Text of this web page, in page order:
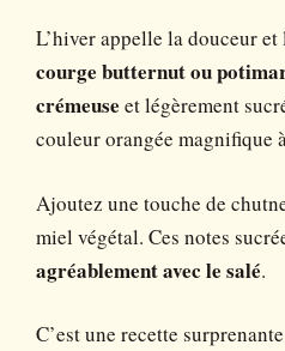
L’hiver appelle la douceur et
courge butternut ou
crémeuse et légèrement
couleur orangée magnifique
Ajoutez une touche de
miel végétal. Ces notes
agréablement avec le salé.
C’est une recette